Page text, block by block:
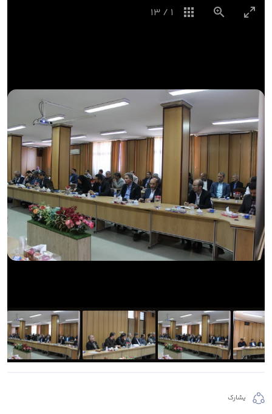
1
/
13
يشارك